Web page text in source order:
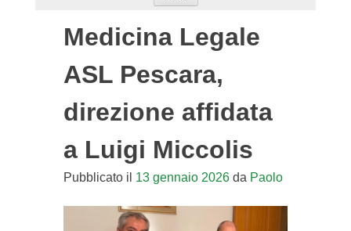
Medicina Legale
ASL Pescara,
direzione affidata
a Luigi Miccolis
Pubblicato il 13 gennaio 2026da Paolo